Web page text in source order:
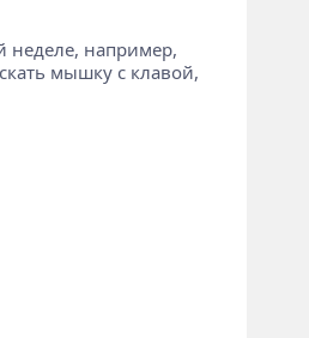
неделе, например,
мышку с клавой,